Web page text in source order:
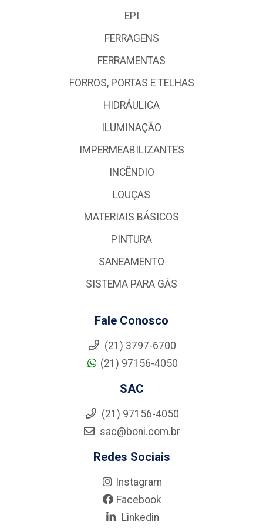
EPI
FERRAGENS
FERRAMENTAS
FORROS, PORTAS E TELHAS
HIDRÁULICA
ILUMINAÇÃO
IMPERMEABILIZANTES
INCÊNDIO
LOUÇAS
MATERIAIS BÁSICOS
PINTURA
SANEAMENTO
SISTEMA PARA GÁS
Fale Conosco
(21) 3797-6700
(21) 97156-4050
SAC
(21) 97156-4050
sac@boni.com.br
Redes Sociais
Instagram
Facebook
Linkedin